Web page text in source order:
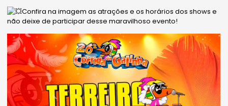
Confira na imagem as atrações e os horários dos shows e
não deixe de participar desse maravilhoso evento!